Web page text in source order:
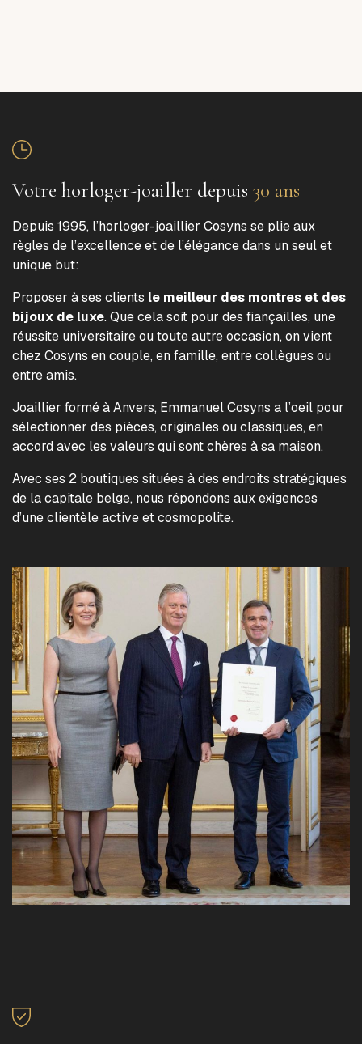
Votre horloger-joailler depuis 30 ans
Depuis 1995, l’horloger-joaillier Cosyns se plie aux
règles de l’excellence et de l’élégance dans un seul et
unique but:
Proposer à ses clients le meilleur des montres et des
bijoux de luxe. Que cela soit pour des fiançailles, une
réussite universitaire ou toute autre occasion, on vient
chez Cosyns en couple, en famille, entre collègues ou
entre amis.
Joaillier formé à Anvers, Emmanuel Cosyns a l’oeil pour
sélectionner des pièces, originales ou classiques, en
accord avec les valeurs qui sont chères à sa maison.
Avec ses 2 boutiques situées à des endroits stratégiques
de la capitale belge, nous répondons aux exigences
d’une clientèle active et cosmopolite.